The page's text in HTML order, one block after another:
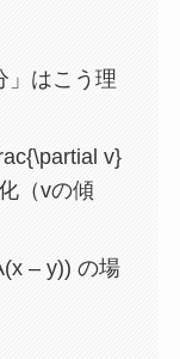
」はこう理
v}
（vの傾
– y)) の場